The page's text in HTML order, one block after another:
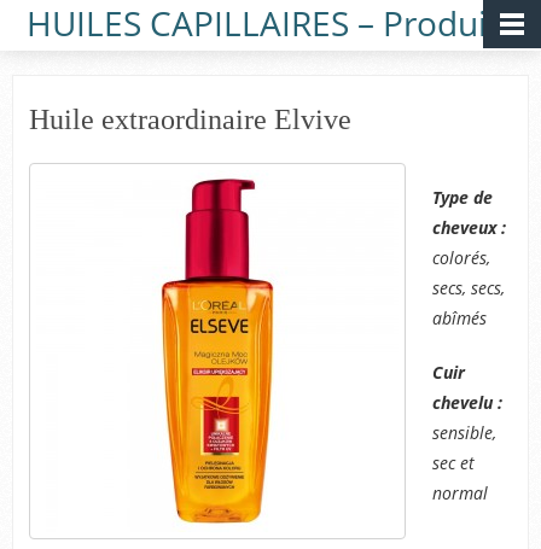
HUILES CAPILLAIRES – Produits
Huile extraordinaire Elvive
Type de
cheveux :
colorés,
secs, secs,
abîmés
Cuir
chevelu :
sensible,
sec et
normal